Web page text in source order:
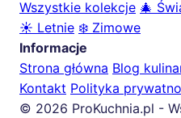
Wszystkie kolekcje 🎄
☀️ Letnie ❄️ Zimowe
Informacje
Strona główna Blog
Kontakt Polityka
© 2026 ProKuchnia.pl -